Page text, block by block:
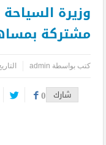
وزيرة السياحة
مشتركة
كتب بواسطة admin
شارك 0